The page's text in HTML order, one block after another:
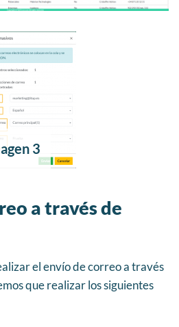
3
a través de
el envío de correo a través
que realizar los siguientes